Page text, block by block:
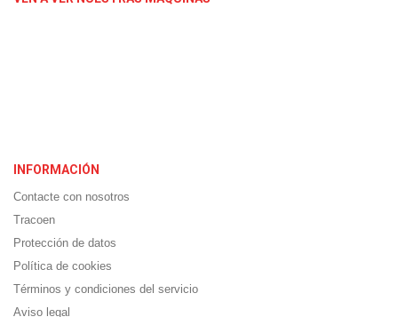
INFORMACIÓN
Contacte con nosotros
Tracoen
Protección de datos
Política de cookies
Términos y condiciones del servicio
Aviso legal